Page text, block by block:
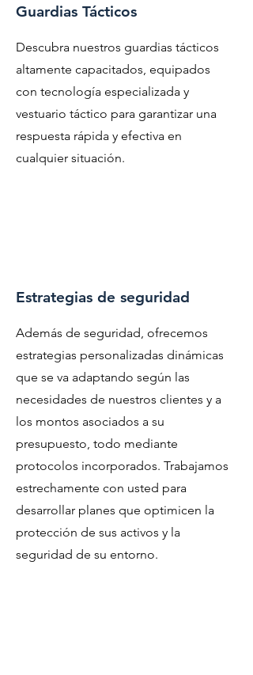
Guardias Tácticos
Descubra nuestros guardias tácticos
altamente capacitados, equipados
con tecnología especializada y
vestuario táctico para garantizar una
respuesta rápida y efectiva en
cualquier situación.
Estrategias de seguridad
Además de seguridad, ofrecemos
estrategias personalizadas dinámicas
que se va adaptando según las
necesidades de nuestros clientes y a
los montos asociados a su
presupuesto, todo mediante
protocolos incorporados. Trabajamos
estrechamente con usted para
desarrollar planes que optimicen la
protección de sus activos y la
seguridad de su entorno.